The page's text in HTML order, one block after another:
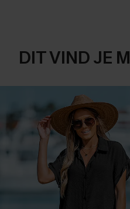
DIT VIND JE